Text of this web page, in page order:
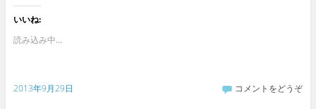
いいね:
読み込み中...
2013年9月29日 コメントをどうぞ